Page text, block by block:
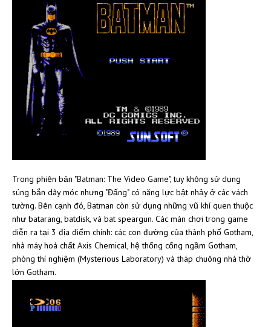
Trong phiên bản "Batman: The Video Game", tuy không sử dụng
súng bắn dây móc nhưng "Đấng" có năng lực bật nhảy ở các vách
tường. Bên cạnh đó, Batman còn sử dụng những vũ khí quen thuộc
như batarang, batdisk, và bat speargun. Các màn chơi trong game
diễn ra tại 3 địa điểm chính: các con đường của thành phố Gotham,
nhà máy hoá chất Axis Chemical, hệ thống cống ngầm Gotham,
phòng thí nghiệm (Mysterious Laboratory) và tháp chuông nhà thờ
lớn Gotham.